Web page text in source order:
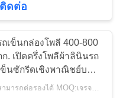
พลี
61
ติดต่อ
ถเข็นกล่องโพลี 400-800
ก. เปิดครึ่งโพลีผ้าลินินรถ
ข็นซักรีดเชิงพาณิชย์บน
สามารถต่อรองได้ MOQ:เจรจาต่อรอง